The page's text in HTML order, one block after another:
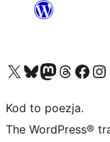
Odwiedź nasze konto X (dawniej Twitter)
Odwiedź nasze konto Bluesky
Odwiedź nasze konto na
Odwiedź naszego
Odwiedź
Kod to poezja.
The WordPress®